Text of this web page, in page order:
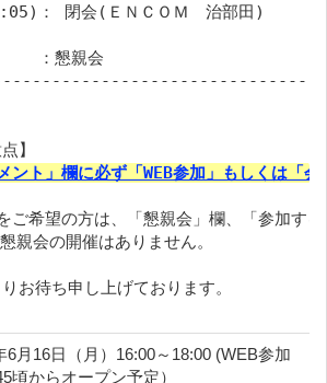
： 閉会(ＥＮＣＯＭ　治部田)
　 ：懇親会
】
ント」欄に必ず「WEB参加」もしくは「
ご希望の方は、「懇親会」欄、「参加す
親会の開催はありません。
お待ち申し上げております。
6月16日（月）16:00～18:00 (WEB参加
頃からオープン予定）